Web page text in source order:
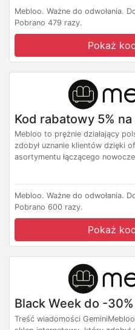
Mebloo. Ważne do odwołania.
Pobrano 479 razy.
Pokaż
Kod rabatowy 5%
Mebloo to prężnie działający
zdobył uznanie klientów dzięki
asortymentu łączącego
Mebloo. Ważne do odwołania.
Pobrano 600 razy.
Pokaż
Black Week do -
Treść wiadomości